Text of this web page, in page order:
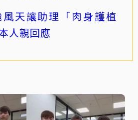
天讓助理「肉身護植
人親回應